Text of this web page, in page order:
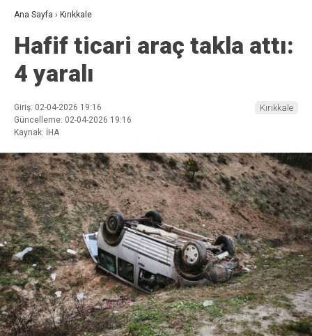
Ana Sayfa › Kırıkkale
Hafif ticari araç takla attı:
4 yaralı
Giriş: 02-04-2026 19:16
Güncelleme: 02-04-2026 19:16
Kaynak: İHA
Kırıkkale